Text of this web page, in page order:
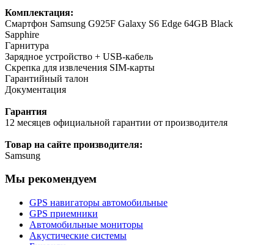
Комплектация:
Смартфон Samsung G925F Galaxy S6 Edge 64GB Black
Sapphire
Гарнитура
Зарядное устройство + USB-кабель
Скрепка для извлечения SIM-карты
Гарантийный талон
Документация
Гарантия
12 месяцев официальной гарантии от производителя
Товар на сайте производителя:
Samsung
Мы рекомендуем
GPS навигаторы автомобильные
GPS приемники
Автомобильные мониторы
Акустические системы